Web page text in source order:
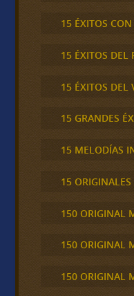
15 ÉXITOS
15 ÉXITOS DEL
15 ÉXITOS DEL
15 GRANDES
15 MELODÍAS
15 ORIGINALES
150 ORIGINAL
150 ORIGINAL
150 ORIGINAL